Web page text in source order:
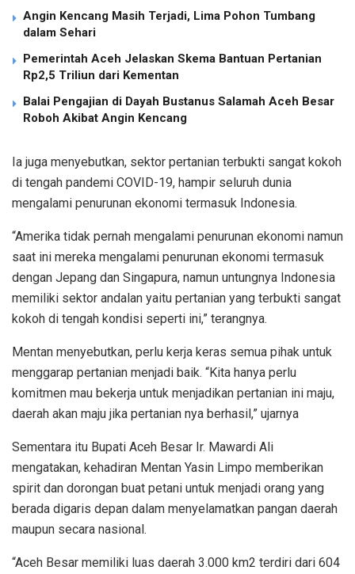
Angin Kencang Masih Terjadi, Lima Pohon Tumbang
dalam Sehari
Pemerintah Aceh Jelaskan Skema Bantuan Pertanian
Rp2,5 Triliun dari Kementan
Balai Pengajian di Dayah Bustanus Salamah Aceh Besar
Roboh Akibat Angin Kencang
Ia juga menyebutkan, sektor pertanian terbukti sangat kokoh
di tengah pandemi COVID-19, hampir seluruh dunia
mengalami penurunan ekonomi termasuk Indonesia.
“Amerika tidak pernah mengalami penurunan ekonomi namun
saat ini mereka mengalami penurunan ekonomi termasuk
dengan Jepang dan Singapura, namun untungnya Indonesia
memiliki sektor andalan yaitu pertanian yang terbukti sangat
kokoh di tengah kondisi seperti ini,” terangnya.
Mentan menyebutkan, perlu kerja keras semua pihak untuk
menggarap pertanian menjadi baik. “Kita hanya perlu
komitmen mau bekerja untuk menjadikan pertanian ini maju,
daerah akan maju jika pertanian nya berhasil,” ujarnya
Sementara itu Bupati Aceh Besar Ir. Mawardi Ali
mengatakan, kehadiran Mentan Yasin Limpo memberikan
spirit dan dorongan buat petani untuk menjadi orang yang
berada digaris depan dalam menyelamatkan pangan daerah
maupun secara nasional.
“Aceh Besar memiliki luas daerah 3.000 km2 terdiri dari 604